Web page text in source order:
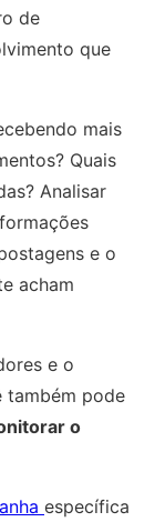
de
que
mais
Quais
Analisar
e o
acham
e o
também pode
o
específica